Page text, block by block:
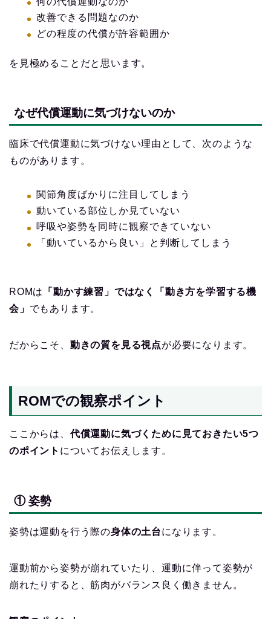
改善できる問題なのか
どの程度の代償が許容範囲か
を見極めることだと思います。
なぜ代償運動に気づけないのか
臨床で代償運動に気づけない理由として、次のような
ものがあります。
関節角度ばかりに注目してしまう
動いている部位しか見ていない
呼吸や姿勢を同時に観察できていない
「動いているから良い」と判断してしまう
ROMは
「動かす練習」ではなく「動き方を学習する機
会」 でもあります。
だからこそ、 動きの質を見る視点が必要になります。
ROMでの観察ポイント
ここからは、代償運動に気づくために見ておきたい5つ
のポイント についてお伝えします。
① 姿勢
姿勢は運動を行う際の身体の土台になります。
運動前から姿勢が崩れていたり、運動に伴って姿勢が
崩れたりすると、筋肉がバランス良く働きません。